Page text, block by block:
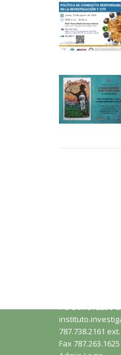
PO Box 372230
787.738.2161
Fax 787.263.1625